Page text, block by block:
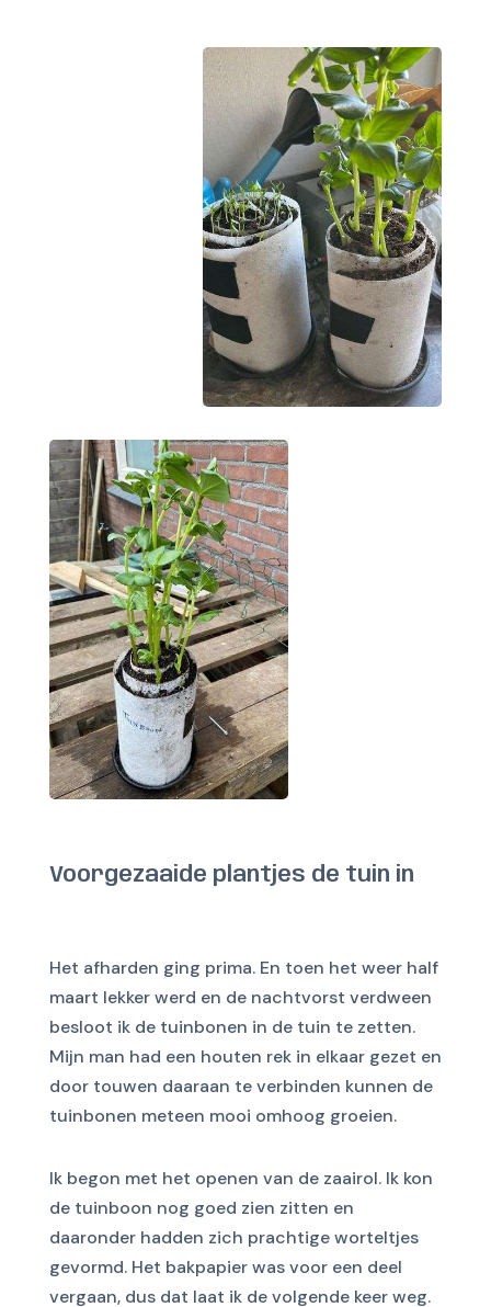
Voorgezaaide plantjes de tuin in
Het afharden ging prima. En toen het weer half
maart lekker werd en de nachtvorst verdween
besloot ik de tuinbonen in de tuin te zetten.
Mijn man had een houten rek in elkaar gezet en
door touwen daaraan te verbinden kunnen de
tuinbonen meteen mooi omhoog groeien.
Ik begon met het openen van de zaairol. Ik kon
de tuinboon nog goed zien zitten en
daaronder hadden zich prachtige worteltjes
gevormd. Het bakpapier was voor een deel
vergaan, dus dat laat ik de volgende keer weg.